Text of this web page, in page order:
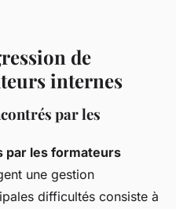
de
internes
par les
par les formateurs
une gestion
difficultés consiste à